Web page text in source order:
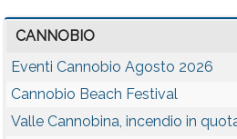
CANNOBIO
Eventi Cannobio Agosto 2026
Cannobio Beach Festival
Valle Cannobina, incendio in